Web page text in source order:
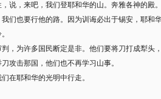
说，来吧，我们登耶和华的山。奔雅各神的殿
们也要行他的路。因为训诲必出于锡安，耶和
，为许多国民断定是非。他们要将刀打成犁头
攻击那国，他们也不再学习山事。
在耶和华的光明中行走。